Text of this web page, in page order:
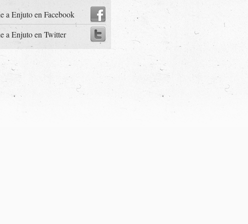
a Enjuto en Facebook
a Enjuto en Twitter